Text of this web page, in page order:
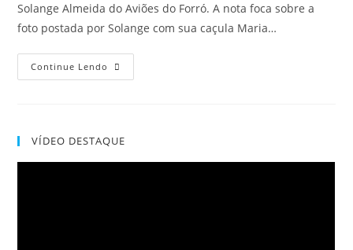
Solange Almeida do Aviões do Forró. A nota foca sobre a
foto postada por Solange com sua caçula Maria…
Continue Lendo
VÍDEO DESTAQUE